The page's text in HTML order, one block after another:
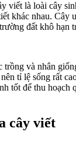
viết là loài cây
khác nhau. Cây
đất khô hạn
trồng và nhân
tỉ lệ sống rất
tốt để thu hoạch
cây viết